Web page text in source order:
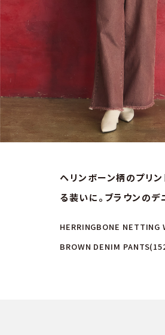
ヘリンボーン柄のプリ
る装いに。ブラウンのデ
HERRINGBONE
BROWN DENIM